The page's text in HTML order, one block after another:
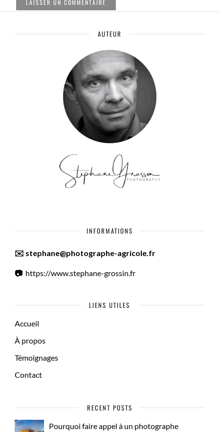
AUTEUR
INFORMATIONS
✉️ stephane@photographe-agricole.fr
📷 https://www.stephane-grossin.fr
LIENS UTILES
Accueil
À propos
Témoignages
Contact
RECENT POSTS
Pourquoi faire appel à un photographe